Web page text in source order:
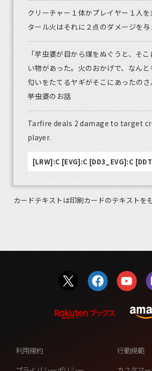
クリーチャー１体かプレイヤー１人を
タール火はそれに２点のダメージを与
「芋虫婆が目から煤をぬぐうと、そ
い物があった。火のおかげで、なん
匂いをたてるヤギがそこにあったのさ
――芋虫婆のお話
Tarfire deals 2 damage to target
player.
[LRW]:C [EVG]:C [DD3_EVG]:C
カードテキストは印刷カードのテキストを
利用規約
行動規範